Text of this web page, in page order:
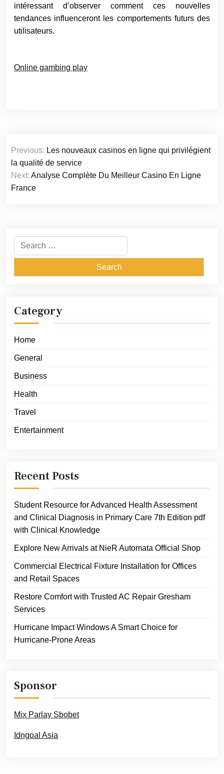
intéressant d’observer comment ces nouvelles
tendances influenceront les comportements futurs des
utilisateurs.
Online gambing play
Post
navigation
Previous: Les nouveaux casinos en ligne qui privilégient
la qualité de service
Next: Analyse Complète Du Meilleur Casino En Ligne
France
Search
for:
Category
Home
General
Business
Health
Travel
Entertainment
Recent Posts
Student Resource for Advanced Health Assessment
and Clinical Diagnosis in Primary Care 7th Edition pdf
with Clinical Knowledge
Explore New Arrivals at NieR Automata Official Shop
Commercial Electrical Fixture Installation for Offices
and Retail Spaces
Restore Comfort with Trusted AC Repair Gresham
Services
Hurricane Impact Windows A Smart Choice for
Hurricane-Prone Areas
Sponsor
Mix Parlay Sbobet
Idngoal Asia